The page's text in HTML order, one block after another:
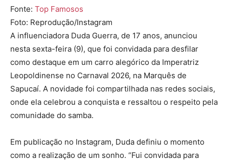
Fonte: Top Famosos
Foto: Reprodução/Instagram
A influenciadora Duda Guerra, de 17 anos, anunciou
nesta sexta-feira (9), que foi convidada para desfilar
como destaque em um carro alegórico da Imperatriz
Leopoldinense no Carnaval 2026, na Marquês de
Sapucaí. A novidade foi compartilhada nas redes sociais,
onde ela celebrou a conquista e ressaltou o respeito pela
comunidade do samba.
Em publicação no Instagram, Duda definiu o momento
como a realização de um sonho. “Fui convidada para